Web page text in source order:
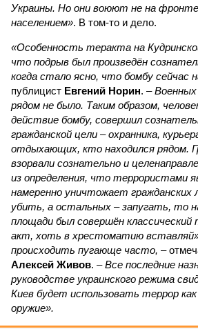
Украины. Но они воюют не на
населением». В том-то и дело.
«Особенность теракта на
что подрыв был произведён
когда стало ясно, что бомбу сейчас
публицист Евгений Норин. –
рядом не было. Таким образом,
действие бомбу, совершил
гражданской цели – охранника,
отдыхающих, кто находился рядом.
взорвали сознательно и
из определения, что террористами
намеренно уничтожает гражданских
убить, а остальных – запугать, то
площади был совершён классический
акт, хоть в хрестоматию
происходить пугающе часто, –
Алексей Живов. –Все последние
руководстве украинского режима
Киев будет использовать террор как
оружие».